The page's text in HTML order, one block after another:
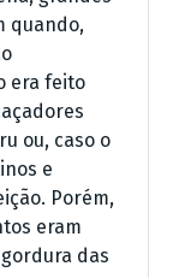
quando,
era feito
ou, caso o
e
Porém,
eram
das